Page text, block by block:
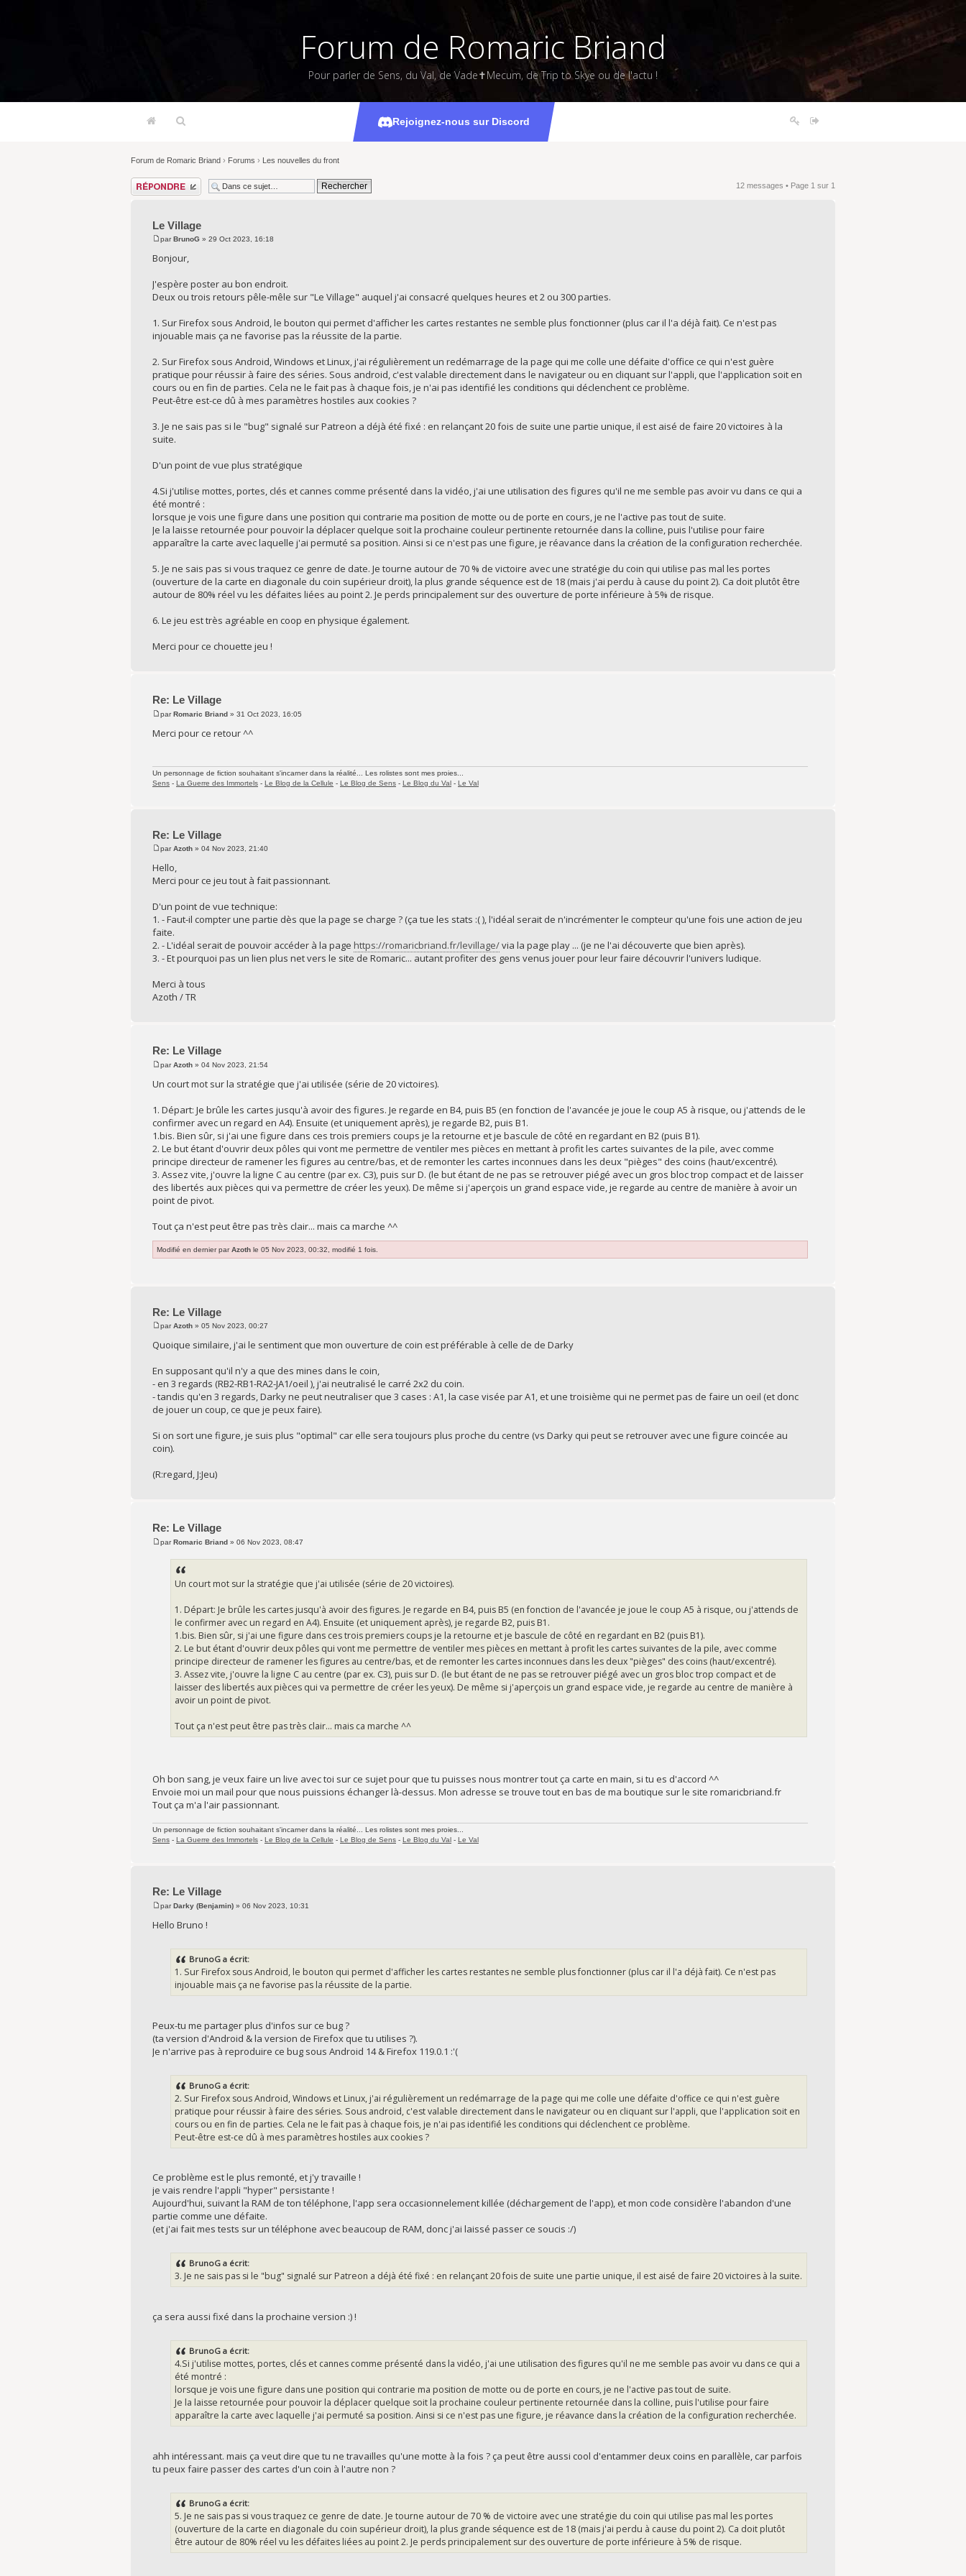
Forum de Romaric Briand
Pour parler de Sens, du Val, de Vade✝Mecum, de Trip to Skye ou de l'actu !
Rejoignez-nous sur Discord
Le Village
Forum de Romaric Briand › Forums › Les nouvelles du front
Répondre 12 messages • Page 1 sur 1
Le Village
parBrunoG » 29 Oct 2023, 16:18
Bonjour,
J'espère poster au bon endroit.
Deux ou trois retours pêle-mêle sur "Le Village" auquel j'ai consacré quelques heures et 2 ou 300 parties.
1. Sur Firefox sous Android, le bouton qui permet d'afficher les cartes restantes ne semble plus fonctionner (plus car il l'a déjà fait). Ce n'est pas
injouable mais ça ne favorise pas la réussite de la partie.
2. Sur Firefox sous Android, Windows et Linux, j'ai régulièrement un redémarrage de la page qui me colle une défaite d'office ce qui n'est guère
pratique pour réussir à faire des séries. Sous android, c'est valable directement dans le navigateur ou en cliquant sur l'appli, que l'application soit en
cours ou en fin de parties. Cela ne le fait pas à chaque fois, je n'ai pas identifié les conditions qui déclenchent ce problème.
Peut-être est-ce dû à mes paramètres hostiles aux cookies ?
3. Je ne sais pas si le "bug" signalé sur Patreon a déjà été fixé : en relançant 20 fois de suite une partie unique, il est aisé de faire 20 victoires à la
suite.
D'un point de vue plus stratégique
4.Si j'utilise mottes, portes, clés et cannes comme présenté dans la vidéo, j'ai une utilisation des figures qu'il ne me semble pas avoir vu dans ce qui a
été montré :
lorsque je vois une figure dans une position qui contrarie ma position de motte ou de porte en cours, je ne l'active pas tout de suite.
Je la laisse retournée pour pouvoir la déplacer quelque soit la prochaine couleur pertinente retournée dans la colline, puis l'utilise pour faire
apparaître la carte avec laquelle j'ai permuté sa position. Ainsi si ce n'est pas une figure, je réavance dans la création de la configuration recherchée.
5. Je ne sais pas si vous traquez ce genre de date. Je tourne autour de 70 % de victoire avec une stratégie du coin qui utilise pas mal les portes
(ouverture de la carte en diagonale du coin supérieur droit), la plus grande séquence est de 18 (mais j'ai perdu à cause du point 2). Ca doit plutôt être
autour de 80% réel vu les défaites liées au point 2. Je perds principalement sur des ouverture de porte inférieure à 5% de risque.
6. Le jeu est très agréable en coop en physique également.
Merci pour ce chouette jeu !
Re: Le Village
parRomaric Briand » 31 Oct 2023, 16:05
Merci pour ce retour ^^
Un personnage de fiction souhaitant s'incarner dans la réalité... Les rolistes sont mes proies...
Sens - La Guerre des Immortels - Le Blog de la Cellule - Le Blog de Sens - Le Blog du Val - Le Val
Re: Le Village
parAzoth » 04 Nov 2023, 21:40
Hello,
Merci pour ce jeu tout à fait passionnant.
D'un point de vue technique:
1. - Faut-il compter une partie dès que la page se charge ? (ça tue les stats :( ), l'idéal serait de n'incrémenter le compteur qu'une fois une action de jeu
faite.
2. - L'idéal serait de pouvoir accéder à la page https://romaricbriand.fr/levillage/via la page play ... (je ne l'ai découverte que bien après).
3. - Et pourquoi pas un lien plus net vers le site de Romaric... autant profiter des gens venus jouer pour leur faire découvrir l'univers ludique.
Merci à tous
Azoth / TR
Re: Le Village
parAzoth » 04 Nov 2023, 21:54
Un court mot sur la stratégie que j'ai utilisée (série de 20 victoires).
1. Départ: Je brûle les cartes jusqu'à avoir des figures. Je regarde en B4, puis B5 (en fonction de l'avancée je joue le coup A5 à risque, ou j'attends de le
confirmer avec un regard en A4). Ensuite (et uniquement après), je regarde B2, puis B1.
1.bis. Bien sûr, si j'ai une figure dans ces trois premiers coups je la retourne et je bascule de côté en regardant en B2 (puis B1).
2. Le but étant d'ouvrir deux pôles qui vont me permettre de ventiler mes pièces en mettant à profit les cartes suivantes de la pile, avec comme
principe directeur de ramener les figures au centre/bas, et de remonter les cartes inconnues dans les deux "pièges" des coins (haut/excentré).
3. Assez vite, j'ouvre la ligne C au centre (par ex. C3), puis sur D. (le but étant de ne pas se retrouver piégé avec un gros bloc trop compact et de laisser
des libertés aux pièces qui va permettre de créer les yeux). De même si j'aperçois un grand espace vide, je regarde au centre de manière à avoir un
point de pivot.
Tout ça n'est peut être pas très clair... mais ca marche ^^
Modifié en dernier parAzoth le 05 Nov 2023, 00:32, modifié 1 fois.
Re: Le Village
parAzoth » 05 Nov 2023, 00:27
Quoique similaire, j'ai le sentiment que mon ouverture de coin est préférable à celle de de Darky
En supposant qu'il n'y a que des mines dans le coin,
- en 3 regards (RB2-RB1-RA2-JA1/oeil ), j'ai neutralisé le carré 2x2 du coin.
- tandis qu'en 3 regards, Darky ne peut neutraliser que 3 cases : A1, la case visée par A1, et une troisième qui ne permet pas de faire un oeil (et donc
de jouer un coup, ce que je peux faire).
Si on sort une figure, je suis plus "optimal" car elle sera toujours plus proche du centre (vs Darky qui peut se retrouver avec une figure coincée au
coin).
(R:regard, J:Jeu)
Re: Le Village
parRomaric Briand » 06 Nov 2023, 08:47
Un court mot sur la stratégie que j'ai utilisée (série de 20 victoires).
1. Départ: Je brûle les cartes jusqu'à avoir des figures. Je regarde en B4, puis B5 (en fonction de l'avancée je joue le coup A5 à risque, ou j'attends de
le confirmer avec un regard en A4). Ensuite (et uniquement après), je regarde B2, puis B1.
1.bis. Bien sûr, si j'ai une figure dans ces trois premiers coups je la retourne et je bascule de côté en regardant en B2 (puis B1).
2. Le but étant d'ouvrir deux pôles qui vont me permettre de ventiler mes pièces en mettant à profit les cartes suivantes de la pile, avec comme
principe directeur de ramener les figures au centre/bas, et de remonter les cartes inconnues dans les deux "pièges" des coins (haut/excentré).
3. Assez vite, j'ouvre la ligne C au centre (par ex. C3), puis sur D. (le but étant de ne pas se retrouver piégé avec un gros bloc trop compact et de
laisser des libertés aux pièces qui va permettre de créer les yeux). De même si j'aperçois un grand espace vide, je regarde au centre de manière à
avoir un point de pivot.
Tout ça n'est peut être pas très clair... mais ca marche ^^
Oh bon sang, je veux faire un live avec toi sur ce sujet pour que tu puisses nous montrer tout ça carte en main, si tu es d'accord ^^
Envoie moi un mail pour que nous puissions échanger là-dessus. Mon adresse se trouve tout en bas de ma boutique sur le site romaricbriand.fr
Tout ça m'a l'air passionnant.
Un personnage de fiction souhaitant s'incarner dans la réalité... Les rolistes sont mes proies...
Sens - La Guerre des Immortels - Le Blog de la Cellule - Le Blog de Sens - Le Blog du Val - Le Val
Re: Le Village
parDarky (Benjamin) » 06 Nov 2023, 10:31
Hello Bruno !
BrunoG a écrit:
1. Sur Firefox sous Android, le bouton qui permet d'afficher les cartes restantes ne semble plus fonctionner (plus car il l'a déjà fait). Ce n'est pas
injouable mais ça ne favorise pas la réussite de la partie.
Peux-tu me partager plus d'infos sur ce bug ?
(ta version d'Android & la version de Firefox que tu utilises ?).
Je n'arrive pas à reproduire ce bug sous Android 14 & Firefox 119.0.1 :'(
BrunoG a écrit:
2. Sur Firefox sous Android, Windows et Linux, j'ai régulièrement un redémarrage de la page qui me colle une défaite d'office ce qui n'est guère
pratique pour réussir à faire des séries. Sous android, c'est valable directement dans le navigateur ou en cliquant sur l'appli, que l'application soit en
cours ou en fin de parties. Cela ne le fait pas à chaque fois, je n'ai pas identifié les conditions qui déclenchent ce problème.
Peut-être est-ce dû à mes paramètres hostiles aux cookies ?
Ce problème est le plus remonté, et j'y travaille !
je vais rendre l'appli "hyper" persistante !
Aujourd'hui, suivant la RAM de ton téléphone, l'app sera occasionnelement killée (déchargement de l'app), et mon code considère l'abandon d'une
partie comme une défaite.
(et j'ai fait mes tests sur un téléphone avec beaucoup de RAM, donc j'ai laissé passer ce soucis :/)
BrunoG a écrit:
3. Je ne sais pas si le "bug" signalé sur Patreon a déjà été fixé : en relançant 20 fois de suite une partie unique, il est aisé de faire 20 victoires à la suite.
ça sera aussi fixé dans la prochaine version :) !
BrunoG a écrit:
4.Si j'utilise mottes, portes, clés et cannes comme présenté dans la vidéo, j'ai une utilisation des figures qu'il ne me semble pas avoir vu dans ce qui a
été montré :
lorsque je vois une figure dans une position qui contrarie ma position de motte ou de porte en cours, je ne l'active pas tout de suite.
Je la laisse retournée pour pouvoir la déplacer quelque soit la prochaine couleur pertinente retournée dans la colline, puis l'utilise pour faire
apparaître la carte avec laquelle j'ai permuté sa position. Ainsi si ce n'est pas une figure, je réavance dans la création de la configuration recherchée.
ahh intéressant. mais ça veut dire que tu ne travailles qu'une motte à la fois ? ça peut être aussi cool d'entammer deux coins en parallèle, car parfois
tu peux faire passer des cartes d'un coin à l'autre non ?
BrunoG a écrit:
5. Je ne sais pas si vous traquez ce genre de date. Je tourne autour de 70 % de victoire avec une stratégie du coin qui utilise pas mal les portes
(ouverture de la carte en diagonale du coin supérieur droit), la plus grande séquence est de 18 (mais j'ai perdu à cause du point 2). Ca doit plutôt
être autour de 80% réel vu les défaites liées au point 2. Je perds principalement sur des ouverture de porte inférieure à 5% de risque.